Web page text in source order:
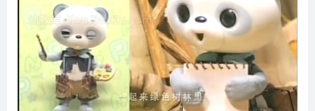
第13集 优秀的发明家考考
第14集 别担心，还有我们
第15集 绿树林救援队
第16集 嗨嗨的宝贝收藏包
第17集 愉快的烹饪派对